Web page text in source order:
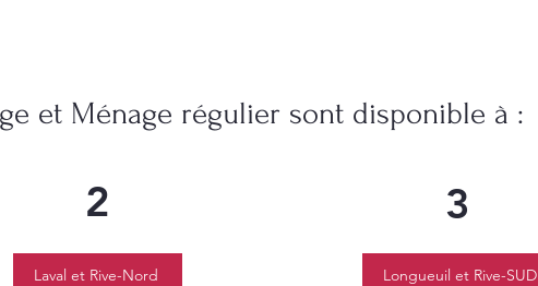
et Ménage régulier sont disponible à :
2
Laval et Rive-Nord
3
Longueuil et Rive-SUD